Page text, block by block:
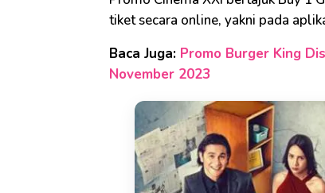
tiket secara online, yakni pada
Baca Juga: Promo Burger King
November 2023